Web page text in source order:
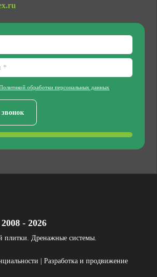
обработки персональных данных
- 2026
плитки. Дренажные системы.
Разработка и продвижение